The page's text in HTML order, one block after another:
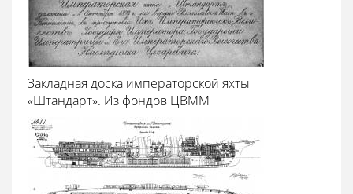
Закладная доска императорской яхты
«Штандарт». Из фондов ЦВММ